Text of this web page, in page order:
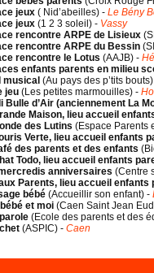
jeux ( Nid’abeilles) - Le Bény
jeux (1 2 3 soleil ) - Vassy
rencontre ARPE de Lisieux (
rencontre ARPE du Bessin (
rencontre le Lotus (AAJB) -
enfants parents en milieu
musical (Au pays des p’tits bouts
jeu (Les petites marmouilles) -
Bulle d’Air (anciennement La
Maison, lieu accueil
des Lutins (Espace Parents
Verte, lieu accueil enfants
des parents et des enfants (
Todo, lieu accueil enfants
anniversaires (Centre
aux Parents, lieu accueil enfants
bébé (Accueillir son enfant) -
et moi (Caen Saint Jean
(Ecole des parents et des
(ASPIC) - Caen